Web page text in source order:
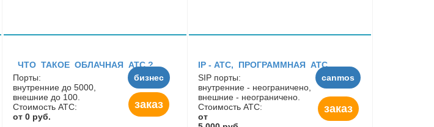
ЧТО ТАКОЕ ОБЛАЧНАЯ АТС ?
Порты:
внутренние до 5000,
внешние до 100.
Стоимость АТС:
от 0 руб.
бизнес
заказ
IP - АТC, ПРОГРАММНАЯ АТС
SIP порты:
внутренние - неограничено,
внешние - неограничено.
Стоимость АТС:
от
canmos
заказ